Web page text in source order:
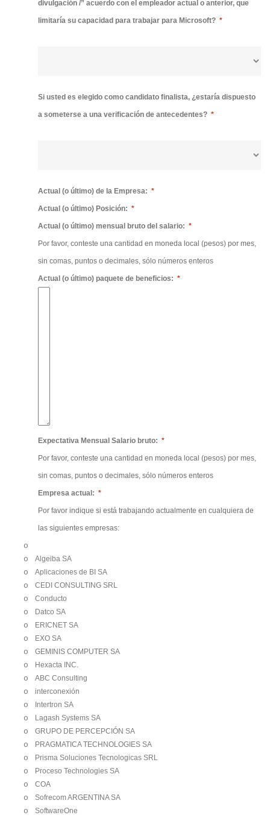
divulgación /” acuerdo con el empleador actual o anterior, que
limitaría su capacidad para trabajar para Microsoft? *
Si usted es elegido como candidato finalista, ¿estaría dispuesto
a someterse a una verificación de antecedentes? *
Actual (o último) de la Empresa: *
Actual (o último) Posición: *
Actual (o último) mensual bruto del salario: *
Por favor, conteste una cantidad en moneda local (pesos) por mes,
sin comas, puntos o decimales, sólo números enteros
Actual (o último) paquete de beneficios: *
Expectativa Mensual Salario bruto: *
Por favor, conteste una cantidad en moneda local (pesos) por mes,
sin comas, puntos o decimales, sólo números enteros
Empresa actual: *
Por favor indique si está trabajando actualmente en cualquiera de
las siguientes empresas:
o
o
Algeiba SA
o Aplicaciones de BI SA
o CEDI CONSULTING SRL
o Conducto
o Datco SA
o ERICNET SA
o EXO SA
o GEMINIS COMPUTER SA
o Hexacta INC.
o ABC Consulting
o interconexión
o Intertron SA
o Lagash Systems SA
o GRUPO DE PERCEPCIÓN SA
o PRAGMATICA TECHNOLOGIES SA
o Prisma Soluciones Tecnologicas SRL
o Proceso Technologies SA
o COA
o Sofrecom ARGENTINA SA
o SoftwareOne